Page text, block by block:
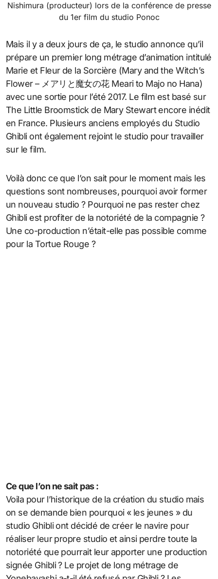
Nishimura (producteur) lors de la conférence de presse
du 1er film du studio Ponoc
Mais il y a deux jours de ça, le studio annonce qu’il
prépare un premier long métrage d’animation intitulé
Marie et Fleur de la Sorcière (Mary and the Witch’s
Flower – メアリと魔女の花 Meari to Majo no Hana)
avec une sortie pour l’été 2017. Le film est basé sur
The Little Broomstick de Mary Stewart encore inédit
en France. Plusieurs anciens employés du Studio
Ghibli ont également rejoint le studio pour travailler
sur le film.
Voilà donc ce que l’on sait pour le moment mais les
questions sont nombreuses, pourquoi avoir former
un nouveau studio ? Pourquoi ne pas rester chez
Ghibli est profiter de la notoriété de la compagnie ?
Une co-production n’était-elle pas possible comme
pour la Tortue Rouge ?
Ce que l’on ne sait pas :
Voila pour l’historique de la création du studio mais
on se demande bien pourquoi « les jeunes » du
studio Ghibli ont décidé de créer le navire pour
réaliser leur propre studio et ainsi perdre toute la
notoriété que pourrait leur apporter une production
signée Ghibli ? Le projet de long métrage de